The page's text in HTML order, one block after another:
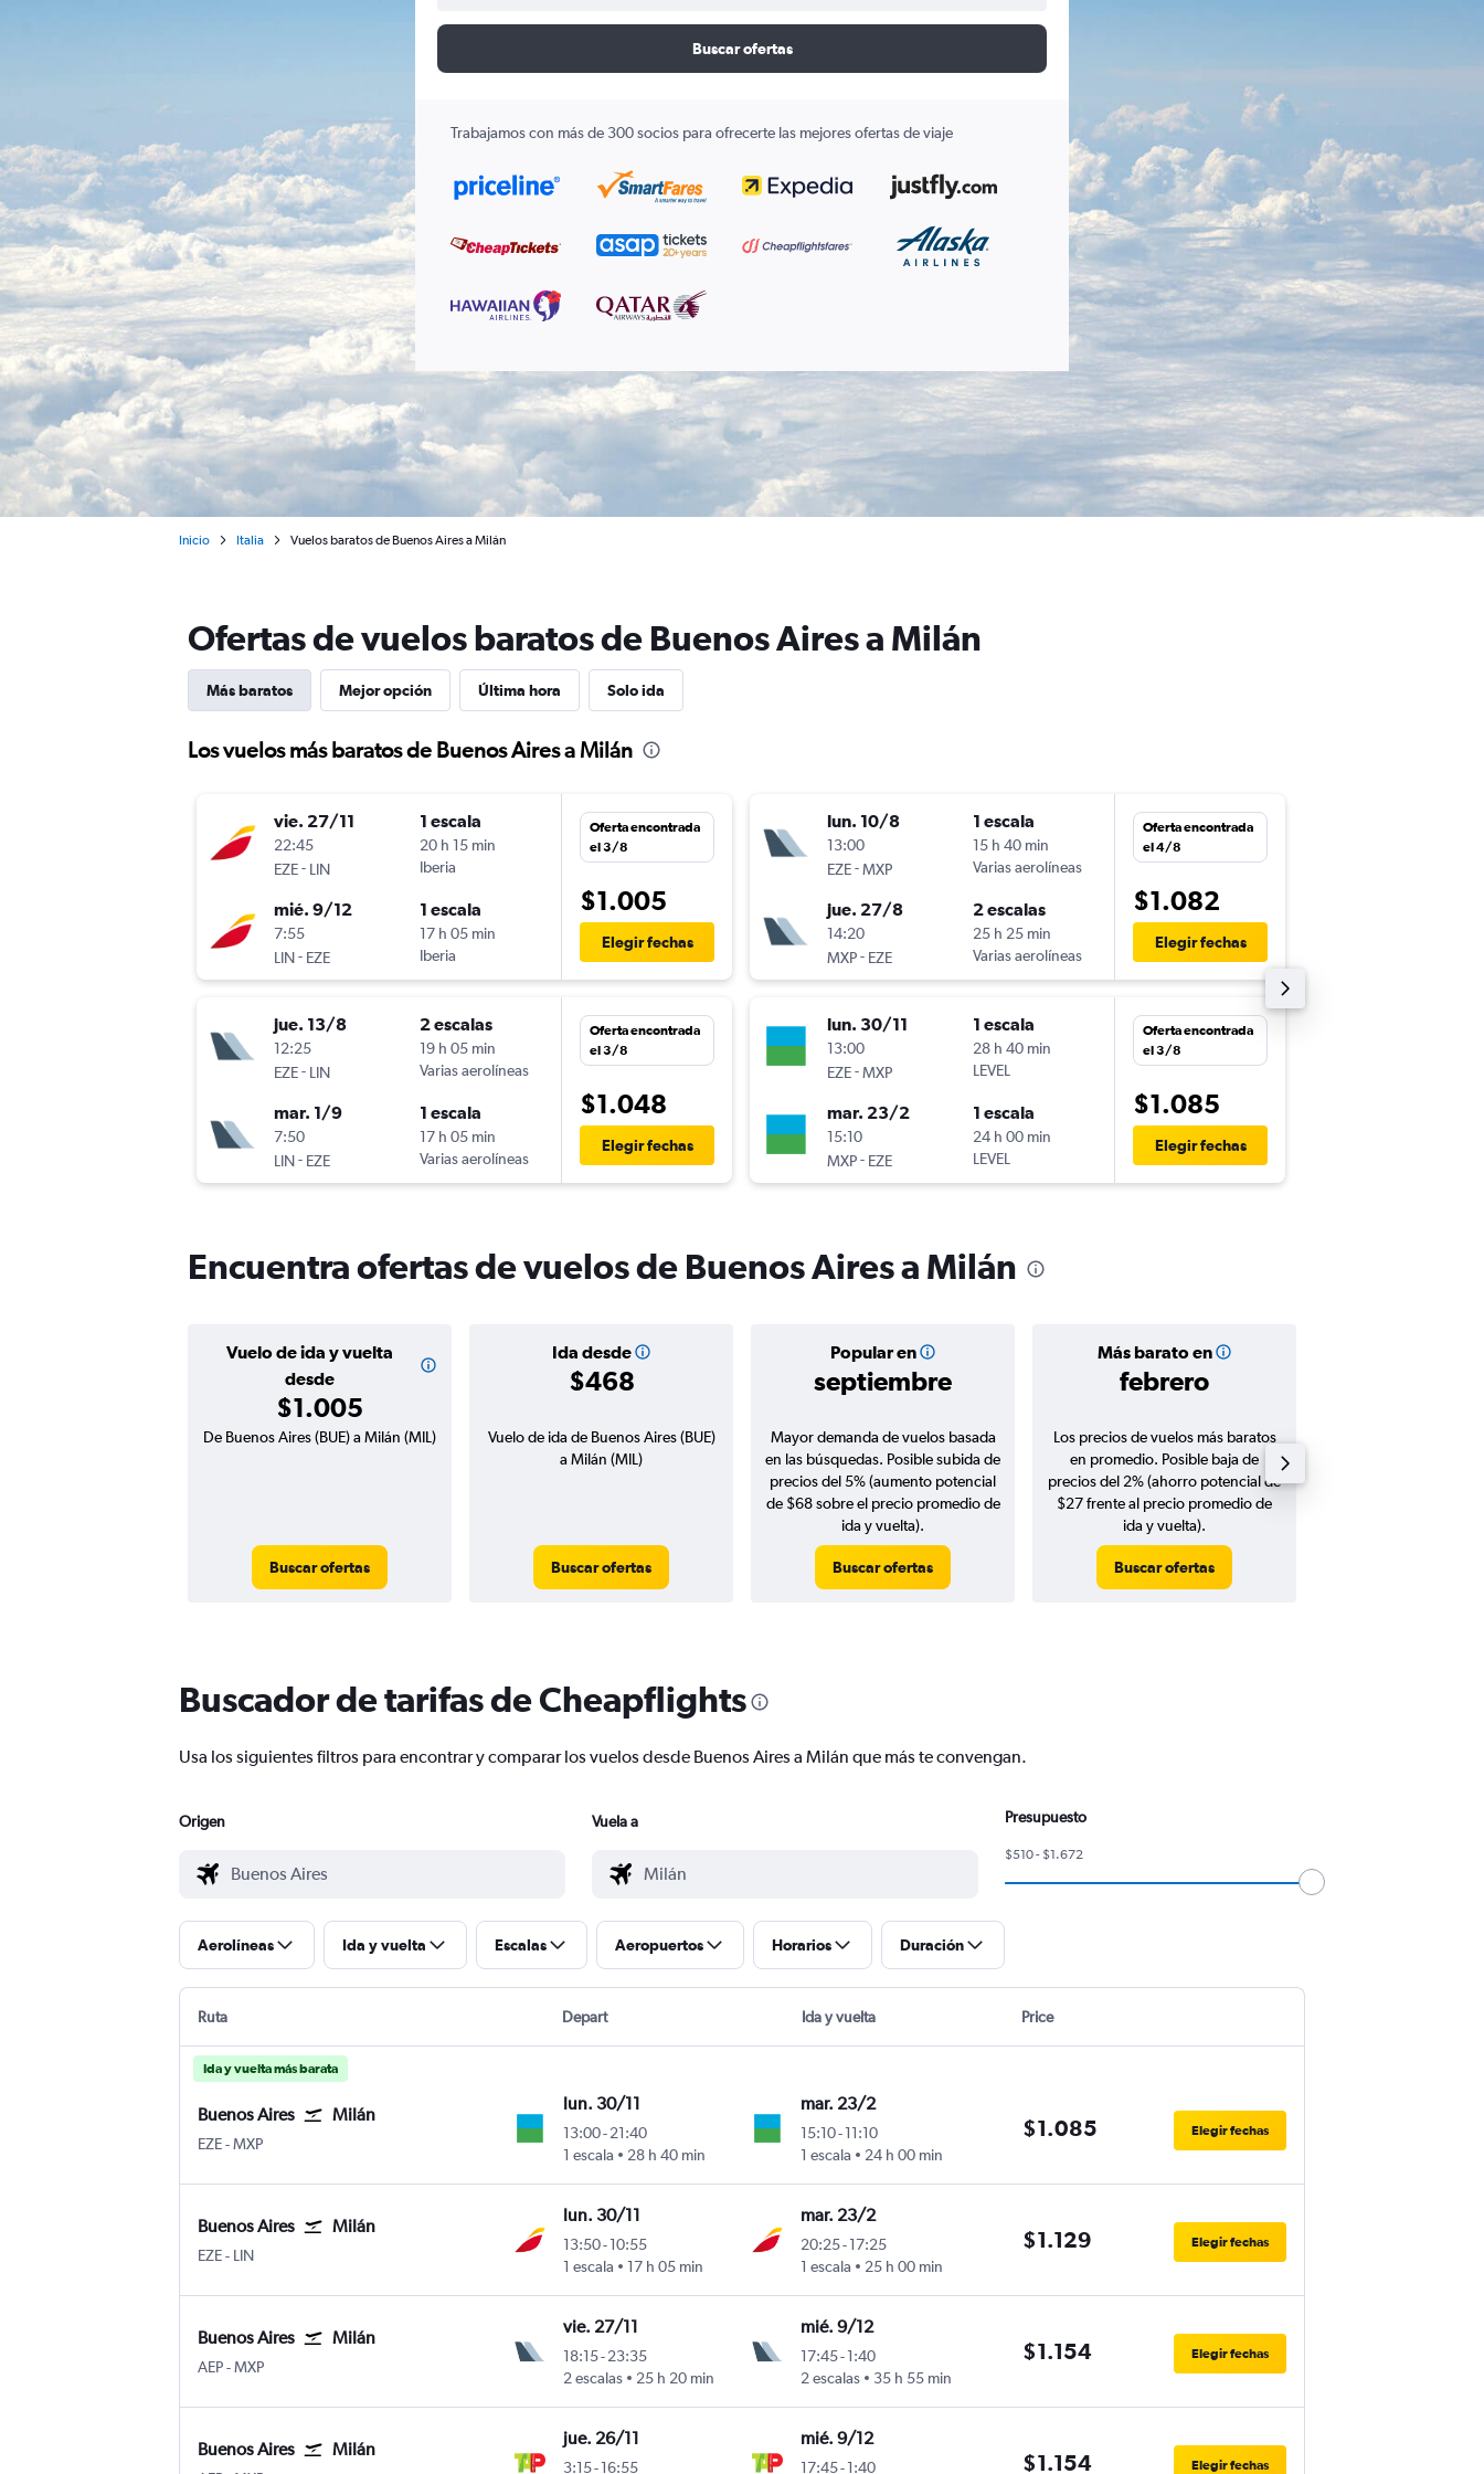
Buscar ofertas
Trabajamos con más de 300 socios para ofrecerte las mejores ofertas de viaje
Inicio Italia Vuelos baratos de Buenos Aires a Milán
Ofertas de vuelos baratos de Buenos Aires a Milán
Más baratos Mejor opción Última hora Solo ida
Los vuelos más baratos de Buenos Aires a Milán
vie. 27/11
22:45
EZE- LIN
1 escala
20 h 15 min
Iberia
mié. 9/12
7:55
LIN- EZE
1 escala
17 h 05 min
Iberia
Oferta encontrada
el 3/8
$1.005
Elegir fechas
jue. 13/8
12:25
EZE- LIN
2 escalas
19 h 05 min
Varias aerolíneas
mar. 1/9
7:50
LIN- EZE
1 escala
17 h 05 min
Varias aerolíneas
Oferta encontrada
el 3/8
$1.048
Elegir fechas
lun. 10/8
13:00
EZE-MXP
1 escala
15 h 40 min
Varias aerolíneas
jue. 27/8
14:20
MXP- EZE
2 escalas
25 h 25 min
Varias aerolíneas
Oferta encontrada
el 4/8
$1.082
Elegir fechas
lun. 30/11
13:00
EZE-MXP
1 escala
28 h 40 min
LEVEL
mar. 23/2
15:10
MXP- EZE
1 escala
24 h 00 min
LEVEL
Oferta encontrada
el 3/8
$1.085
Elegir fechas
Encuentra ofertas de vuelos de Buenos Aires a Milán
Vuelo de ida y vuelta
desde
$1.005
Ida desde
$468
Popular en
septiembre
Más barato en
febrero
De Buenos Aires (BUE) a Milán (MIL)
Buscar ofertas
Vuelo de ida de Buenos Aires (BUE)
a Milán (MIL)
Buscar ofertas
Mayor demanda de vuelos basada
en las búsquedas. Posible subida de
precios del 5% (aumento potencial
de $68 sobre el precio promedio de
ida y vuelta).
Buscar ofertas
Los precios de vuelos más baratos
en promedio. Posible baja de
precios del 2% (ahorro potencial de
$27 frente al precio promedio de
ida y vuelta).
Buscar ofertas
Buscador de tarifas de Cheapflights
Usa los siguientes filtros para encontrar y comparar los vuelos desde Buenos Aires a Milán que más te convengan.
Origen Vuela a Presupuesto
$510 - $1.672
Aerolíneas Ida y vuelta Escalas Aeropuertos Horarios Duración
Ruta Depart Ida y vuelta Price
Ida y vuelta más barata
Buenos Aires Milán
EZEBuenos Aires Internacional Ministro Pistarini
-MXP
lun. 30/11
13:00-21:40
1 escala
28 h 40 min
mar. 23/2
15:10-11:10
1 escala
24 h 00 min
$1.085 Elegir fechas
Buenos Aires Milán
EZEBuenos Aires Internacional Ministro Pistarini
- LIN
lun. 30/11
13:50-10:55
1 escala
17 h 05 min
mar. 23/2
20:25-17:25
1 escala
25 h 00 min
$1.129 Elegir fechas
Buenos Aires Milán
AEPBuenos Aires Aeroparque Jorge Newbery
-MXP
vie. 27/11
18:15-23:35
2 escalas
25 h 20 min
mié. 9/12
17:45-1:40
2 escalas
35 h 55 min
$1.154 Elegir fechas
Buenos Aires Milán
jue. 26/11
3:15-16:55
mié. 9/12
17:45-1:40
$1.154 Elegir fechas